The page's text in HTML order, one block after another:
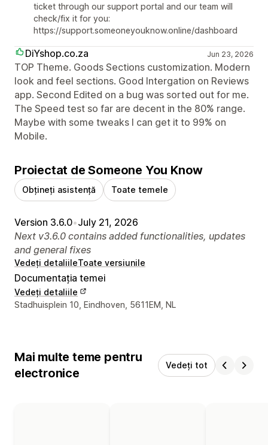
ticket through our support portal and our team will
check/fix it for you:
https://support.someoneyouknow.online/dashboard
DiYshop.co.za Jun 23, 2026
TOP Theme. Goods Sections customization. Modern
look and feel sections. Good Intergation on Reviews
app. Second Edited on a bug was sorted out for me.
The Speed test so far are decent in the 80% range.
Maybe with some tweaks I can get it to 99% on
Mobile.
Proiectat de Someone You Know
Obțineți asistență Toate temele
Version 3.6.0•July 21, 2026
Next v3.6.0 contains added functionalities, updates
and general fixes
Vedeți detaliileToate versiunile
Documentația temei
Vedeți detaliile
Detaliile de contact ale designerului
Stadhuisplein 10, Eindhoven, 5611EM, NL
Mai multe teme pentru
electronice
Vedeți tot